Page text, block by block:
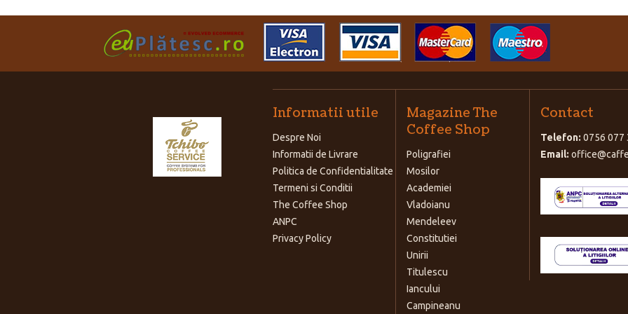
Informatii utile
Despre Noi
Informatii de Livrare
Politica de Confidentialitate
Termeni si Conditii
The Coffee Shop
ANPC
Privacy Policy
Magazine The
Coffee Shop
Poligrafiei
Mosilor
Academiei
Vladoianu
Mendeleev
Constitutiei
Unirii
Titulescu
Iancului
Campineanu
Contact
Telefon: 0756 077
Email: